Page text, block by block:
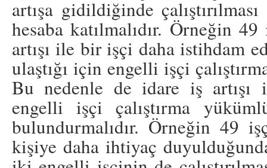
artışa gidildiğinde
hesaba katılmalıdır. Örneğin
artışı ile bir işçi daha istihdam
ulaştığı için engelli işçi
Bu nedenle de idare iş artışı
engelli işçi çalıştırma
bulundurmalıdır. Örneğin 49
kişiye daha ihtiyaç